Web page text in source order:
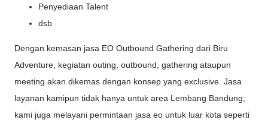
Penyediaan Talent
dsb
Dengan kemasan jasa EO Outbound Gathering dari Biru
Adventure, kegiatan outing, outbound, gathering ataupun
meeting akan dikemas dengan konsep yang exclusive. Jasa
layanan kamipun tidak hanya untuk area Lembang Bandung;
kami juga melayani permintaan jasa eo untuk luar kota seperti